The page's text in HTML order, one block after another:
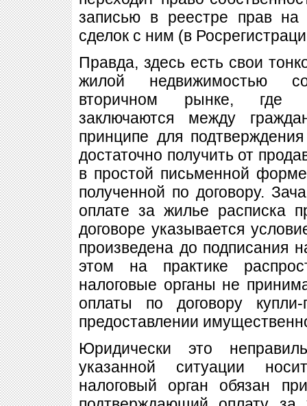
записью в реестре прав
сделок с ним (в
Правда, здесь есть свои
жилой недвижимостью
вторичном рынке, где
заключаются между
принципе для
достаточно получить от
в простой письменной
полученной по договору.
оплате за жилье расписка
договоре указывается
произведена до подписания
этом на практике
налоговые органы не
оплаты по договору
предоставлении
Юридически это
указанной ситуации
налоговый орган обязан